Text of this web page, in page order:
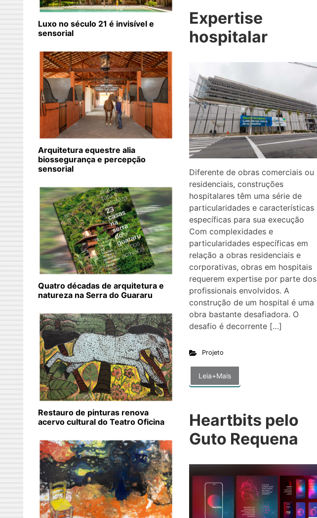
Expertise
hospitalar
Diferente de obras comerciais ou
residenciais, construções
hospitalares têm uma série de
particularidades e características
específicas para sua execução
Com complexidades e
particularidades específicas em
relação a obras residenciais e
corporativas, obras em hospitais
requerem expertise por parte dos
profissionais envolvidos. A
construção de um hospital é uma
obra bastante desafiadora. O
desafio é decorrente […]
Projeto
Leia+Mais
Heartbits pelo
Guto Requena
Luxo no século 21 é invisível e
sensorial
Arquitetura equestre alia
biossegurança e percepção
sensorial
Quatro décadas de arquitetura e
natureza na Serra do Guararu
Restauro de pinturas renova
acervo cultural do Teatro Oficina